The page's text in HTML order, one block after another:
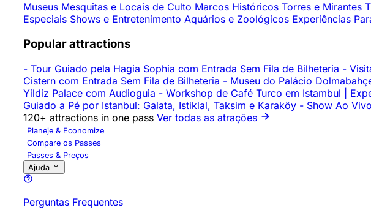
Museus Mesquitas e Locais de Culto Marcos Históricos Torres e Mirantes
Especiais Shows e Entretenimento Aquários e Zoológicos Experiências
Popular attractions
- Tour Guiado pela Hagia Sophia com Entrada Sem Fila de Bilheteria -
Cistern com Entrada Sem Fila de Bilheteria - Museu do Palácio
Yildiz Palace com Audioguia - Workshop de Café Turco em Istambul |
Guiado a Pé por Istanbul: Galata, Istiklal, Taksim e Karaköy - Show Ao
120+ attractions in one pass Ver todas as atrações
Planeje & Economize
Compare os Passes
Passes & Preços
Ajuda
Perguntas Frequentes